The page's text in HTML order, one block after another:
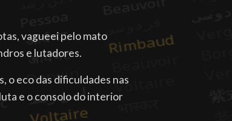
vagueei pelo mato
e lutadores.
o eco das dificuldades nas
e o consolo do interior